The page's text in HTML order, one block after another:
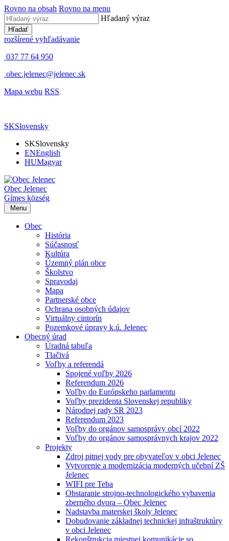
Rovno na obsah Rovno na menu
Hľadaný výraz
Hľadať
rozšírené vyhľadávanie
037 77 64 950
obec.jelenec@jelenec.sk
Mapa webu RSS
SKSlovensky
SKSlovensky
ENEnglish
HUMagyar
Obec Jelenec
Gímes község
Menu
Obec
História
Súčasnosť
Kultúra
Územný plán obce
Školstvo
Spravodaj
Mapa
Partnerské obce
Ochrana osobných údajov
Virtuálny cintorín
Pozemkové úpravy k.ú. Jelenec
Obecný úrad
Úradná tabuľa
Tlačivá
Voľby a referendá
Spojené voľby 2026
Referendum 2026
Voľby do Európskeho parlamentu
Voľby prezidenta Slovenskej republiky
Národnej rady SR 2023
Referendum 2023
Voľby do orgánov samosprávy obcí 2022
Voľby do orgánov samosprávnych krajov 2022
Projekty
Zdroj pitnej vody pre obyvateľov v obci Jelenec
Vytvorenie a modernizácia moderných učební ZŠ
Jelenec
WIFI pre Teba
Obstaranie strojno-technologického vybavenia
zberného dvora – Obec Jelenec
Nadstavba materskej školy Jelenec
Dobudovanie základnej technickej infraštruktúry
v obci Jelenec
Rekonštrukcia miestnej komunikácie so